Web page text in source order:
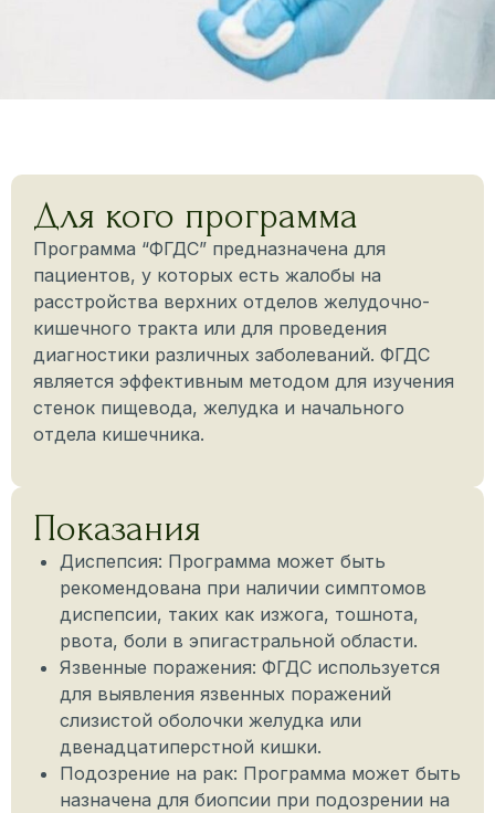
Для кого программа
Программа “ФГДС” предназначена для
пациентов, у которых есть жалобы на
расстройства верхних отделов желудочно-
кишечного тракта или для проведения
диагностики различных заболеваний. ФГДС
является эффективным методом для изучения
стенок пищевода, желудка и начального
отдела кишечника.
Показания
Диспепсия: Программа может быть
рекомендована при наличии симптомов
диспепсии, таких как изжога, тошнота,
рвота, боли в эпигастральной области.
Язвенные поражения: ФГДС используется
для выявления язвенных поражений
слизистой оболочки желудка или
двенадцатиперстной кишки.
Подозрение на рак: Программа может быть
назначена для биопсии при подозрении на